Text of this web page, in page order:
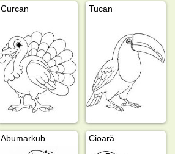
Curcan Tucan
Abumarkub Cioară